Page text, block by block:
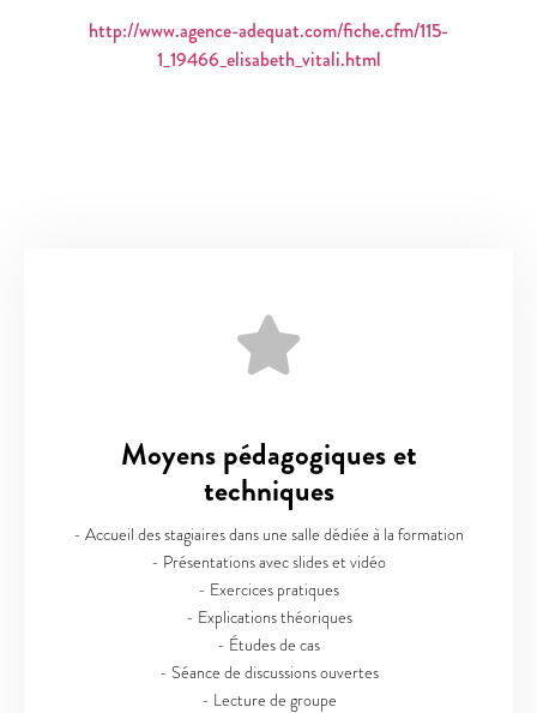
http://www.agence-adequat.com/fiche.cfm/115-
1_19466_elisabeth_vitali.html
Moyens pédagogiques et
techniques
- Accueil des stagiaires dans une salle dédiée à la formation
- Présentations avec slides et vidéo
- Exercices pratiques
- Explications théoriques
- Études de cas
- Séance de discussions ouvertes
- Lecture de groupe